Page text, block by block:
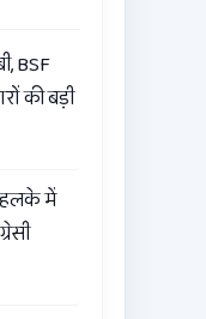
BSF
की बड़ी
हलके में